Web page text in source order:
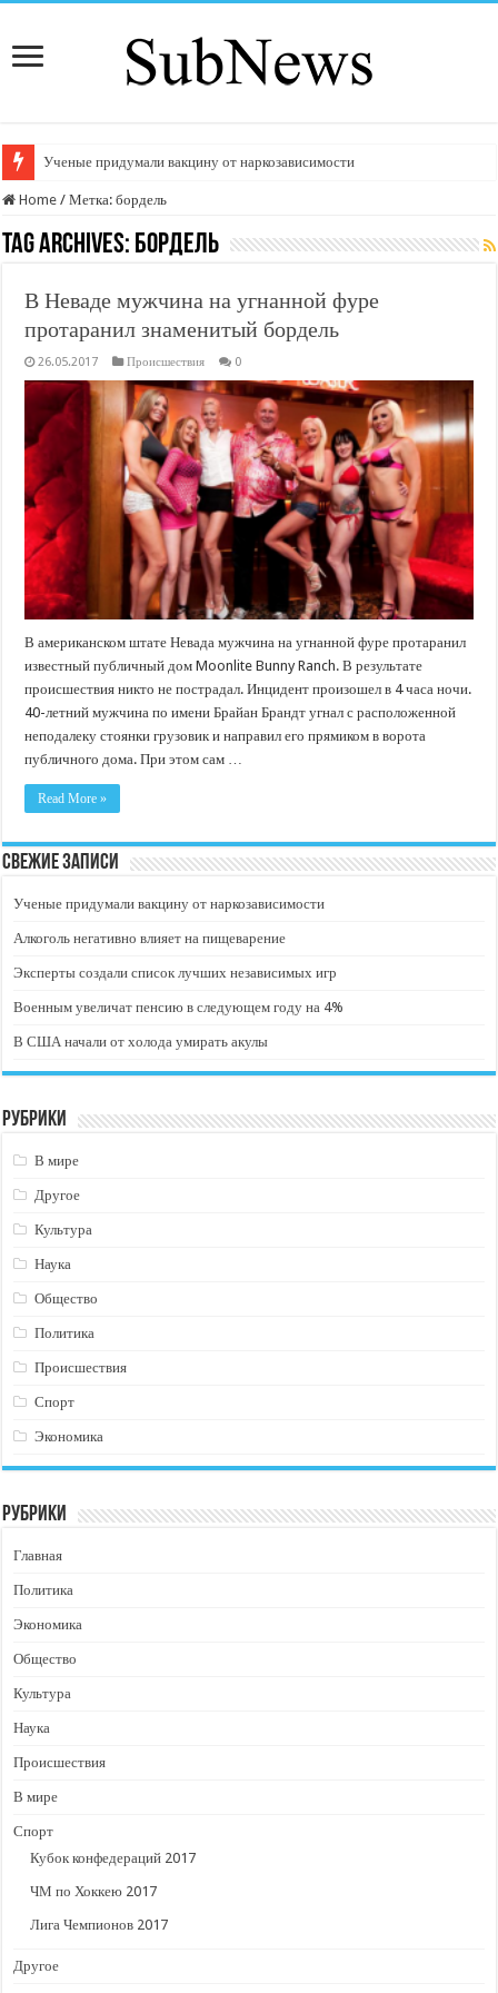
Ученые придумали вакцину от наркозависимости
Home / Метка:бордель
Tag Archives: бордель
В Неваде мужчина на угнанной фуре
протаранил знаменитый бордель
26.05.2017 Происшествия 0
В американском штате Невада мужчина на угнанной фуре протаранил
известный публичный дом Moonlite Bunny Ranch. В результате
происшествия никто не пострадал. Инцидент произошел в 4 часа ночи.
40-летний мужчина по имени Брайан Брандт угнал с расположенной
неподалеку стоянки грузовик и направил его прямиком в ворота
публичного дома. При этом сам …
Read More »
Свежие записи
Ученые придумали вакцину от наркозависимости
Алкоголь негативно влияет на пищеварение
Эксперты создали список лучших независимых игр
Военным увеличат пенсию в следующем году на 4%
В США начали от холода умирать акулы
Рубрики
В мире
Другое
Культура
Наука
Общество
Политика
Происшествия
Спорт
Экономика
Рубрики
Главная
Политика
Экономика
Общество
Культура
Наука
Происшествия
В мире
Спорт
Кубок конфедераций 2017
ЧМ по Хоккею 2017
Лига Чемпионов 2017
Другое